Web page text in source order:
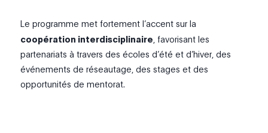
Le programme met fortement l’accent sur la
coopération interdisciplinaire, favorisant les
partenariats à travers des écoles d’été et d’hiver, des
événements de réseautage, des stages et des
opportunités de mentorat.